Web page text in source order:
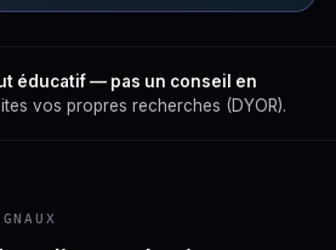
éducatif — pas un conseil en
vos propres recherches (DYOR).